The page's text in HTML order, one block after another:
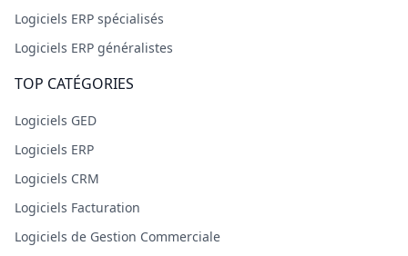
Logiciels ERP spécialisés
Logiciels ERP généralistes
TOP CATÉGORIES
Logiciels GED
Logiciels ERP
Logiciels CRM
Logiciels Facturation
Logiciels de Gestion Commerciale